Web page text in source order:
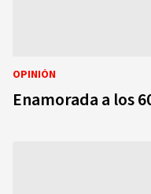
OPINIÓN
Enamorada a los